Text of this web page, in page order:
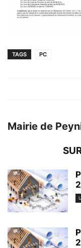
TAGS PC
Mairie de